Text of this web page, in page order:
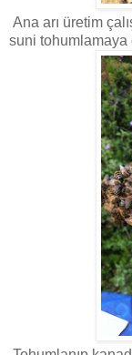
Ana arı üretim
suni tohumlamaya